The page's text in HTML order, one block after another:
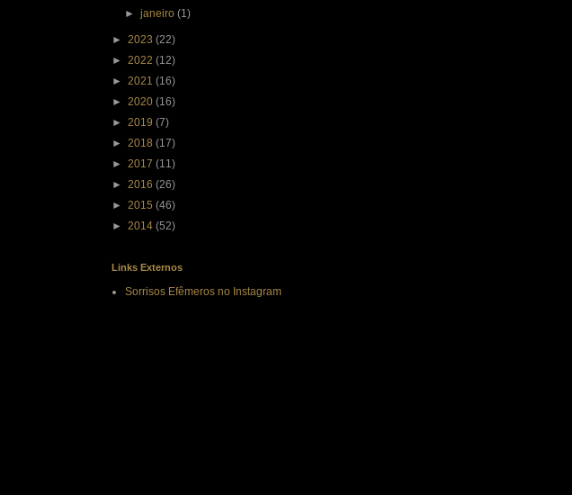
►janeiro(1)
► 2023 (22)
► 2022 (12)
► 2021 (16)
► 2020 (16)
► 2019 (7)
► 2018 (17)
► 2017 (11)
► 2016 (26)
► 2015 (46)
► 2014 (52)
Links Externos
Sorrisos Efêmeros no Instagram